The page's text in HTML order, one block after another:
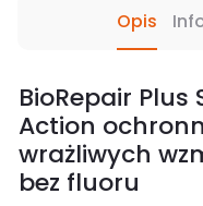
Opis
BioRepair Plus
Action
wrażliwych
bez fluoru